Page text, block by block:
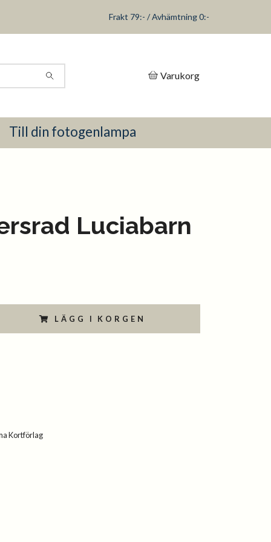
Frakt 79:- / Avhämtning 0:-
Varukorg
Till din fotogenlampa
Luciabarn
LÄGG I KORGEN
Kortförlag